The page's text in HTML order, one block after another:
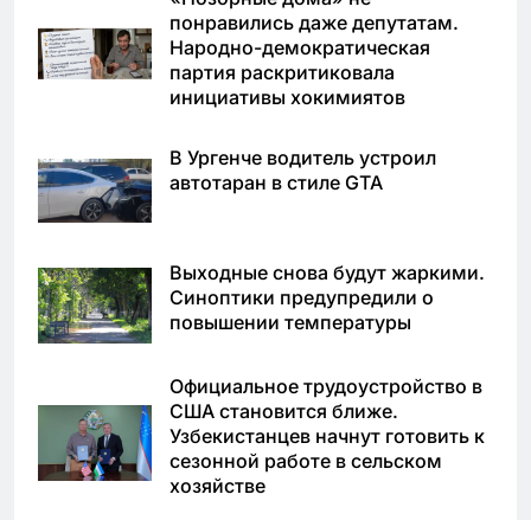
понравились даже депутатам.
Народно-демократическая
партия раскритиковала
инициативы хокимиятов
В Ургенче водитель устроил
автотаран в стиле GTA
Выходные снова будут жаркими.
Синоптики предупредили о
повышении температуры
Официальное трудоустройство в
США становится ближе.
Узбекистанцев начнут готовить к
сезонной работе в сельском
хозяйстве